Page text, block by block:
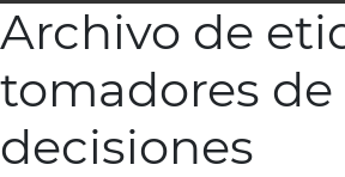
Archivo de
tomadores de
decisiones